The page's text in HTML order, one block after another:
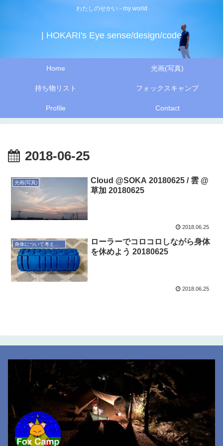
わたしのせかい - my world
| HOKARI's Eye sense/design/code
Home 光画(写真)
持ち物リスト フォックスキャンプ
Profile Contact
2018-06-25
光画(写真)
Cloud @SOKA 20180625 / 雲 @
草加 20180625
2018.06.25
ローラーでコロコロしながら身体
を休めよう 20180625
2018.06.25